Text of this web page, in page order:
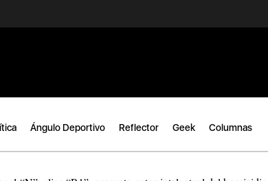
Ángulo Deportivo Reflector Geek Columnas